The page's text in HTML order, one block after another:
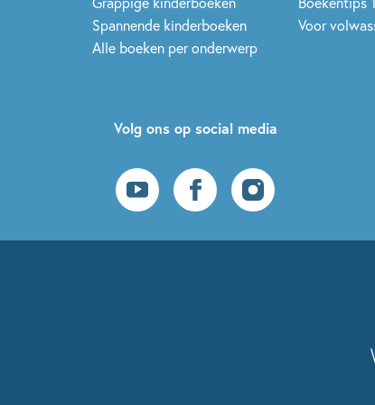
Spannende kinderboeken
Alle boeken per onderwerp
Voor
Volg ons op social media